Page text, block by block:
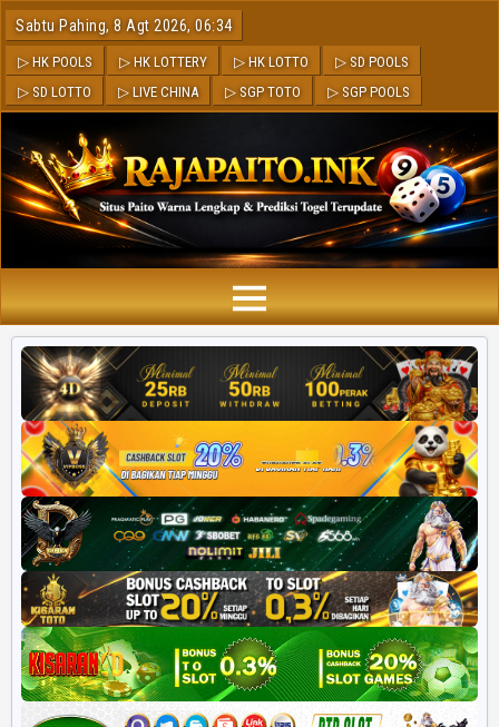
Sabtu Pahing, 8 Agt 2026, 06:34
▷ HK POOLS ▷ HK LOTTERY ▷ HK LOTTO
▷ SD POOLS
▷ SD LOTTO
▷ LIVE CHINA ▷ SGP TOTO ▷ SGP POOLS